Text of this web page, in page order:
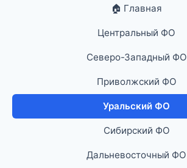
🏠 Главная
Центральный ФО
Северо-Западный ФО
Приволжский ФО
Уральский ФО
Сибирский ФО
Дальневосточный ФО